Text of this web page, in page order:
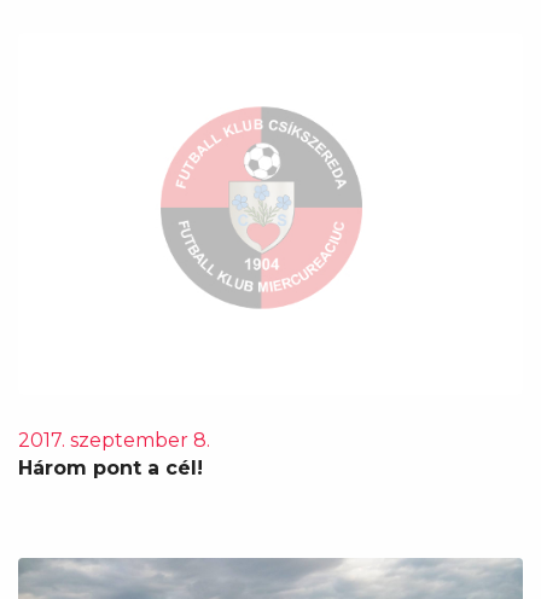
2017. szeptember 8.
Három pont a cél!